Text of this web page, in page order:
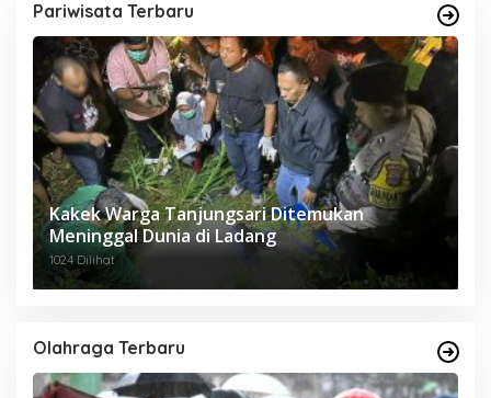
Pariwisata Terbaru
Kakek Warga Tanjungsari Ditemukan
Meninggal Dunia di Ladang
1024 Dilihat
Olahraga Terbaru